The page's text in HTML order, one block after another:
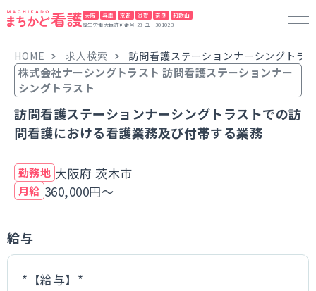
大阪 兵庫 京都 滋賀 奈良 和歌山
厚生労働大臣許可番号 28-ユー301023
HOME 求人検索 訪問看護ステーションナーシングトラ
株式会社ナーシングトラスト 訪問看護ステーションナー
シングトラスト
訪問看護ステーションナーシングトラストでの訪
問看護における看護業務及び付帯する業務
勤務地 大阪府 茨木市
月給 360,000円～
給与
*【給与】*